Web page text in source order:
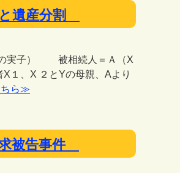
遺産分割
の実子） 被相続人＝Ａ（X
、X ２とYの母親、Aより
ちら≫
被告事件